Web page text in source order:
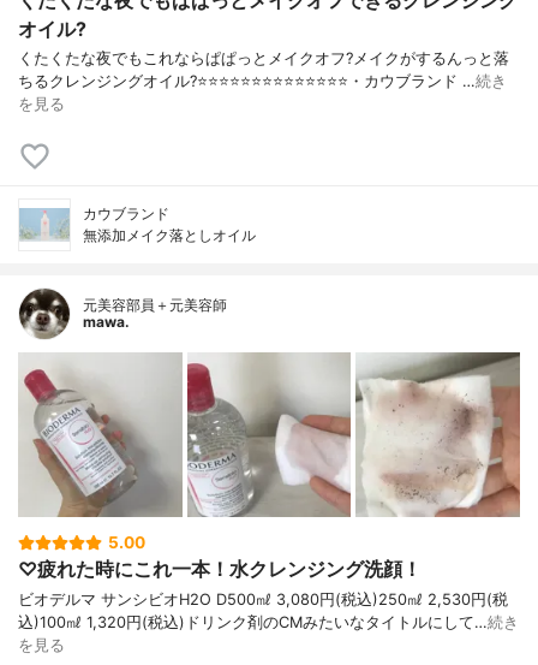
オイル?
くたくたな夜でもこれならぱぱっとメイクオフ?メイクがするんっと落
ちるクレンジングオイル?⭐️⭐️⭐️⭐️⭐️⭐️⭐️⭐️⭐️⭐️⭐️⭐️⭐️⭐️・カウブランド …続き
を見る
カウブランド
無添加メイク落としオイル
元美容部員＋元美容師
mawa.
5.00
♡疲れた時にこれ一本！水クレンジング洗顔！
ビオデルマ サンシビオH2O D500㎖ 3,080円(税込)250㎖ 2,530円(税
込)100㎖ 1,320円(税込)ドリンク剤のCMみたいなタイトルにして…続き
を見る